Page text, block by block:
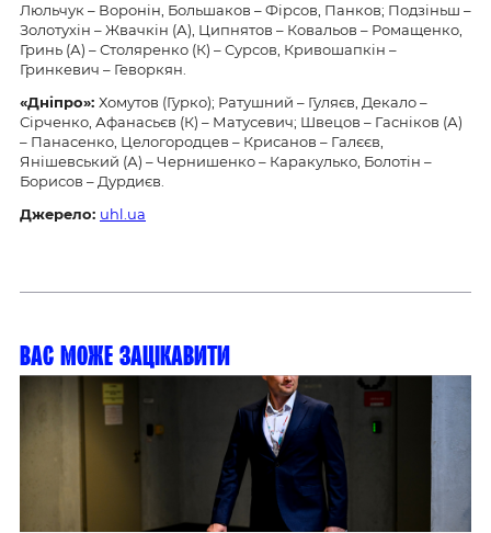
Люльчук – Воронін, Большаков – Фірсов, Панков; Подзіньш –
Золотухін – Жвачкін (А), Ципнятов – Ковальов – Ромащенко,
Гринь (А) – Столяренко (К) – Сурсов, Кривошапкін –
Гринкевич – Геворкян.
«Дніпро»: Хомутов (Гурко); Ратушний – Гуляєв, Декало –
Сірченко, Афанасьєв (К) – Матусевич; Швецов – Гасніков (А)
– Панасенко, Целогородцев – Крисанов – Галєєв,
Янішевський (А) – Чернишенко – Каракулько, Болотін –
Борисов – Дурдиєв.
Джерело: uhl.ua
Вас може зацікавити